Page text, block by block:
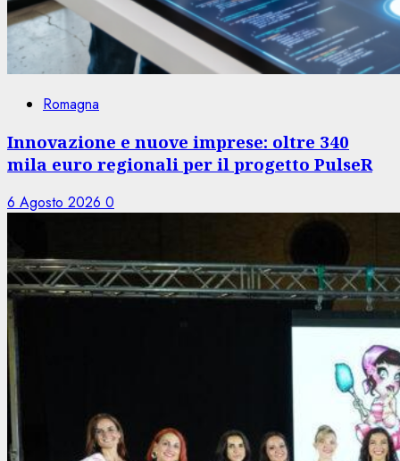
Romagna
Innovazione e nuove imprese: oltre 340
mila euro regionali per il progetto PulseR
6 Agosto 2026 0